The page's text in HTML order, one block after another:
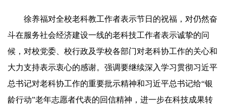
徐养福对全校老科教工作者表示节日的祝福，对仍然奋
斗在服务社会经济建设一线的老科技工作者表示诚挚的问
候，对校党委、校行政及学校各部门对老科协工作的关心和
大力支持表示衷心的感谢。强调要继续深入学习贯彻习近平
总书记对老科协工作的重要批示精神和习近平总书记给“银
龄行动”老年志愿者代表的回信精神，进一步在科技成果转